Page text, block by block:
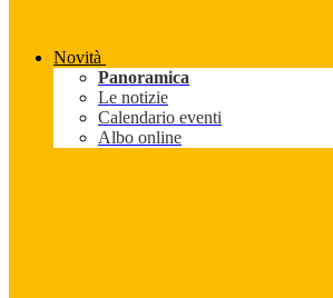
Novità
Panoramica
Le notizie
Calendario eventi
Albo online